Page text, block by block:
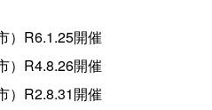
）R6.1.25開催
）R4.8.26開催
）R2.8.31開催